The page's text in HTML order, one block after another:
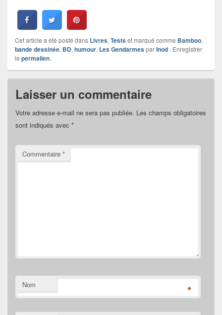
Cet article a été posté dans Livres, Testset marqué comme Bamboo,
bande dessinée, BD, humour, Les GendarmesparInod . Enregistrer
le permalien.
Laisser un commentaire
Votre adresse e-mail ne sera pas publiée. Les champs obligatoires
sont indiqués avec *
Commentaire *
Nom *